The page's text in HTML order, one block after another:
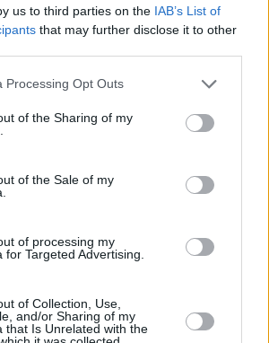
us to third parties on the IAB’s List of
that may further disclose it to other
Processing Opt Outs
of the Sharing of my
of the Sale of my
of processing my
for Targeted Advertising.
of Collection, Use,
and/or Sharing of my
that Is Unrelated with the
εγγυημένη για τις αδέσποτες
με πρόσβαση σε σκουπίδια ή
να κυνηγήσουν, συχνά
ευνοεί. Σε αυτές τις περιπτώσεις
πιο θορυβώδεις,
ανθρώπου που θα τις ταΐσει ή θα
ειδικά αν αυτό έχει ξανασυμβεί
ή πονούν